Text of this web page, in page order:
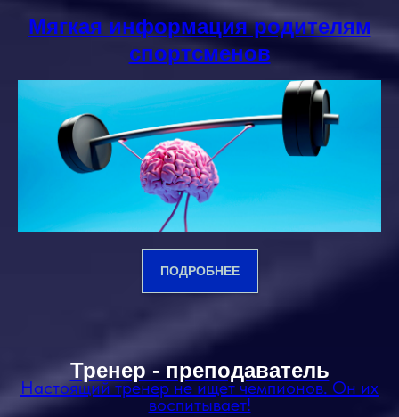
Мягкая информация родителям
спортсменов
ПОДРОБНЕЕ
Тренер - преподаватель
Настоящий тренер не ищет чемпионов. Он их
воспитывает!